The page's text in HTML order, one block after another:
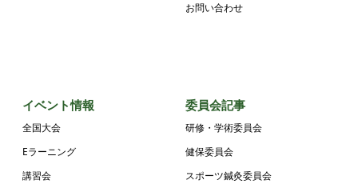
お問い合わせ
イベント情報
全国大会
Eラーニング
講習会
委員会記事
研修・学術委員会
健保委員会
スポーツ鍼灸委員会